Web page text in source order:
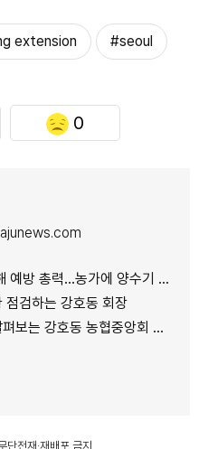
extension #seoul
0
방 총력…농가에 양수기 지원
점검하는 강호동 회장
는 강호동 농협중앙회 회장
전재·재배포 금지